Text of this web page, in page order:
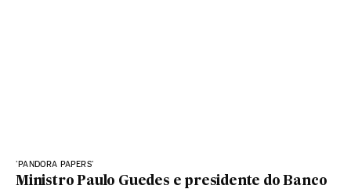
'PANDORA PAPERS'
Ministro Paulo Guedes e presidente do Banco